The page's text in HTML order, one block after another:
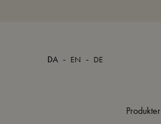
DA - EN - DE
Produkter